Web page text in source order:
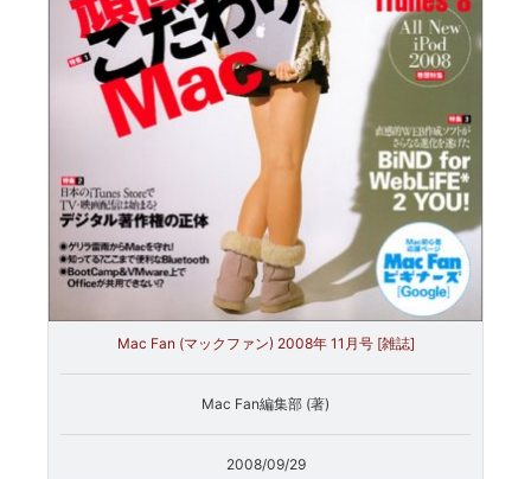
Mac Fan (マックファン) 2008年 11月号 [雑誌]
Mac Fan編集部 (著)
2008/09/29